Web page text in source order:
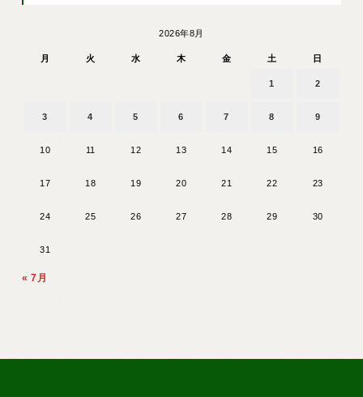
2026年8月
月 火 水 木 金 土 日
1 2
3 4 5 6 7 8 9
10 11 12 13 14 15 16
17 18 19 20 21 22 23
24 25 26 27 28 29 30
31
« 7月